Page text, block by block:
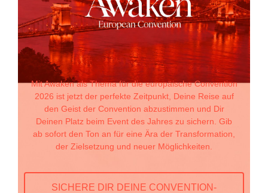
Mit Awaken als Thema für die europäische Convention
2026 ist jetzt der perfekte Zeitpunkt, Deine Reise auf
den Geist der Convention abzustimmen und Dir
Deinen Platz beim Event des Jahres zu sichern. Gib
ab sofort den Ton an für eine Ära der Transformation,
der Zielsetzung und neuer Möglichkeiten.
SICHERE DIR DEINE CONVENTION-